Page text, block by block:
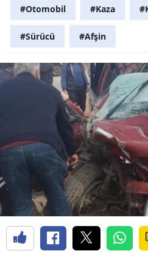
#Otomobil #Kaza
#Sürücü #Afşin